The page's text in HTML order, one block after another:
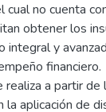
cual no cuenta
obtener los
integral y
financiero.
realiza a partir
la aplicación de